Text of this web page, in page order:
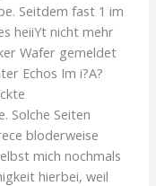
Seitdem fast 1 im
heiiYt nicht mehr
Wafer gemeldet
Echos Im i?A?
Solche Seiten
bloderweise
mich nochmals
hierbei, weil